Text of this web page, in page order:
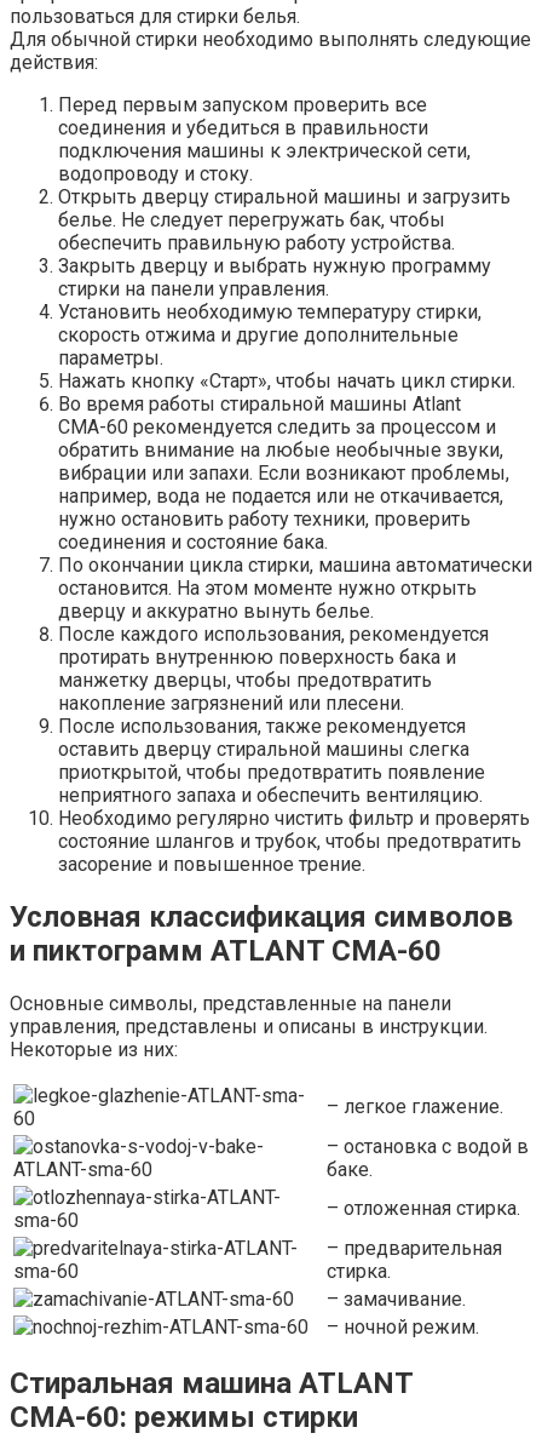
пользоваться для стирки белья.
Для обычной стирки необходимо выполнять следующие
действия:
Перед первым запуском проверить все
соединения и убедиться в правильности
подключения машины к электрической сети,
водопроводу и стоку.
Открыть дверцу стиральной машины и загрузить
белье. Не следует перегружать бак, чтобы
обеспечить правильную работу устройства.
Закрыть дверцу и выбрать нужную программу
стирки на панели управления.
Установить необходимую температуру стирки,
скорость отжима и другие дополнительные
параметры.
Нажать кнопку «Старт», чтобы начать цикл стирки.
Во время работы стиральной машины Atlant
СМА-60 рекомендуется следить за процессом и
обратить внимание на любые необычные звуки,
вибрации или запахи. Если возникают проблемы,
например, вода не подается или не откачивается,
нужно остановить работу техники, проверить
соединения и состояние бака.
По окончании цикла стирки, машина автоматически
остановится. На этом моменте нужно открыть
дверцу и аккуратно вынуть белье.
После каждого использования, рекомендуется
протирать внутреннюю поверхность бака и
манжетку дверцы, чтобы предотвратить
накопление загрязнений или плесени.
После использования, также рекомендуется
оставить дверцу стиральной машины слегка
приоткрытой, чтобы предотвратить появление
неприятного запаха и обеспечить вентиляцию.
Необходимо регулярно чистить фильтр и проверять
состояние шлангов и трубок, чтобы предотвратить
засорение и повышенное трение.
Условная классификация символов
и пиктограмм ATLANT СМА-60
Основные символы, представленные на панели
управления, представлены и описаны в инструкции.
Некоторые из них:
– легкое глажение.
– остановка с водой в
баке.
– отложенная стирка.
– предварительная
стирка.
– замачивание.
– ночной режим.
Стиральная машина ATLANT
СМА-60: режимы стирки